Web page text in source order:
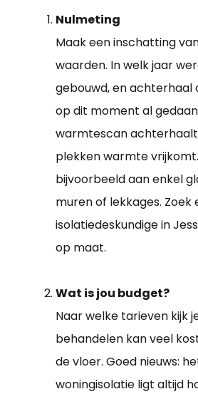
Nulmeting
Maak een inschatting
waarden. In welk jaar
gebouwd, en achterhaal
op dit moment al gedaan
warmtescan
plekken warmte
bijvoorbeeld aan enkel
muren of lekkages. Zoek
isolatiedeskundige in
op maat.
Wat is jou budget?
Naar welke tarieven kijk
behandelen kan veel
de vloer. Goed nieuws:
woningisolatie ligt altijd